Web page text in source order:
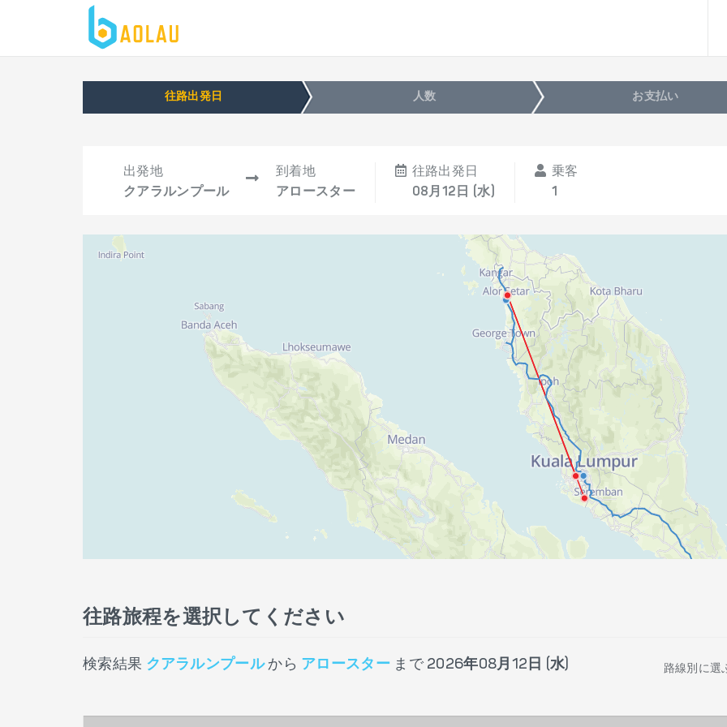
往路出発日 人数 お支払い
出発地
クアラルンプール
到着地
アロースター
往路出発日
08月12日 (水)
乗客
1
往路旅程を選択してください
検索結果 クアラルンプールから アロースターまで 2026年08月12日 (水) 路線別に選